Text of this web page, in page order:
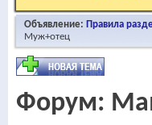
Объявление: Правила
Муж+отец
Форум: